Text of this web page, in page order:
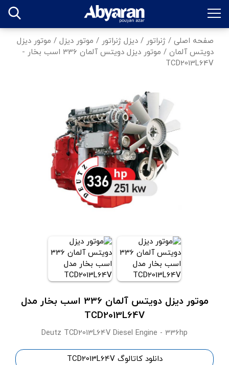
صفحه اصلی / ژنراتور / دیزل ژنراتور / موتور دیزل / موتور دیزل
دویتس آلمان /
موتور دیزل دویتس آلمان 336 اسب بخار -
TCD2013L64V
موتور دیزل دویتس آلمان 336 اسب بخار مدل
TCD2013L64V
Deutz TCD2013L64V Diesel Engine - 336hp
دانلود کاتالوگ TCD2013L64V